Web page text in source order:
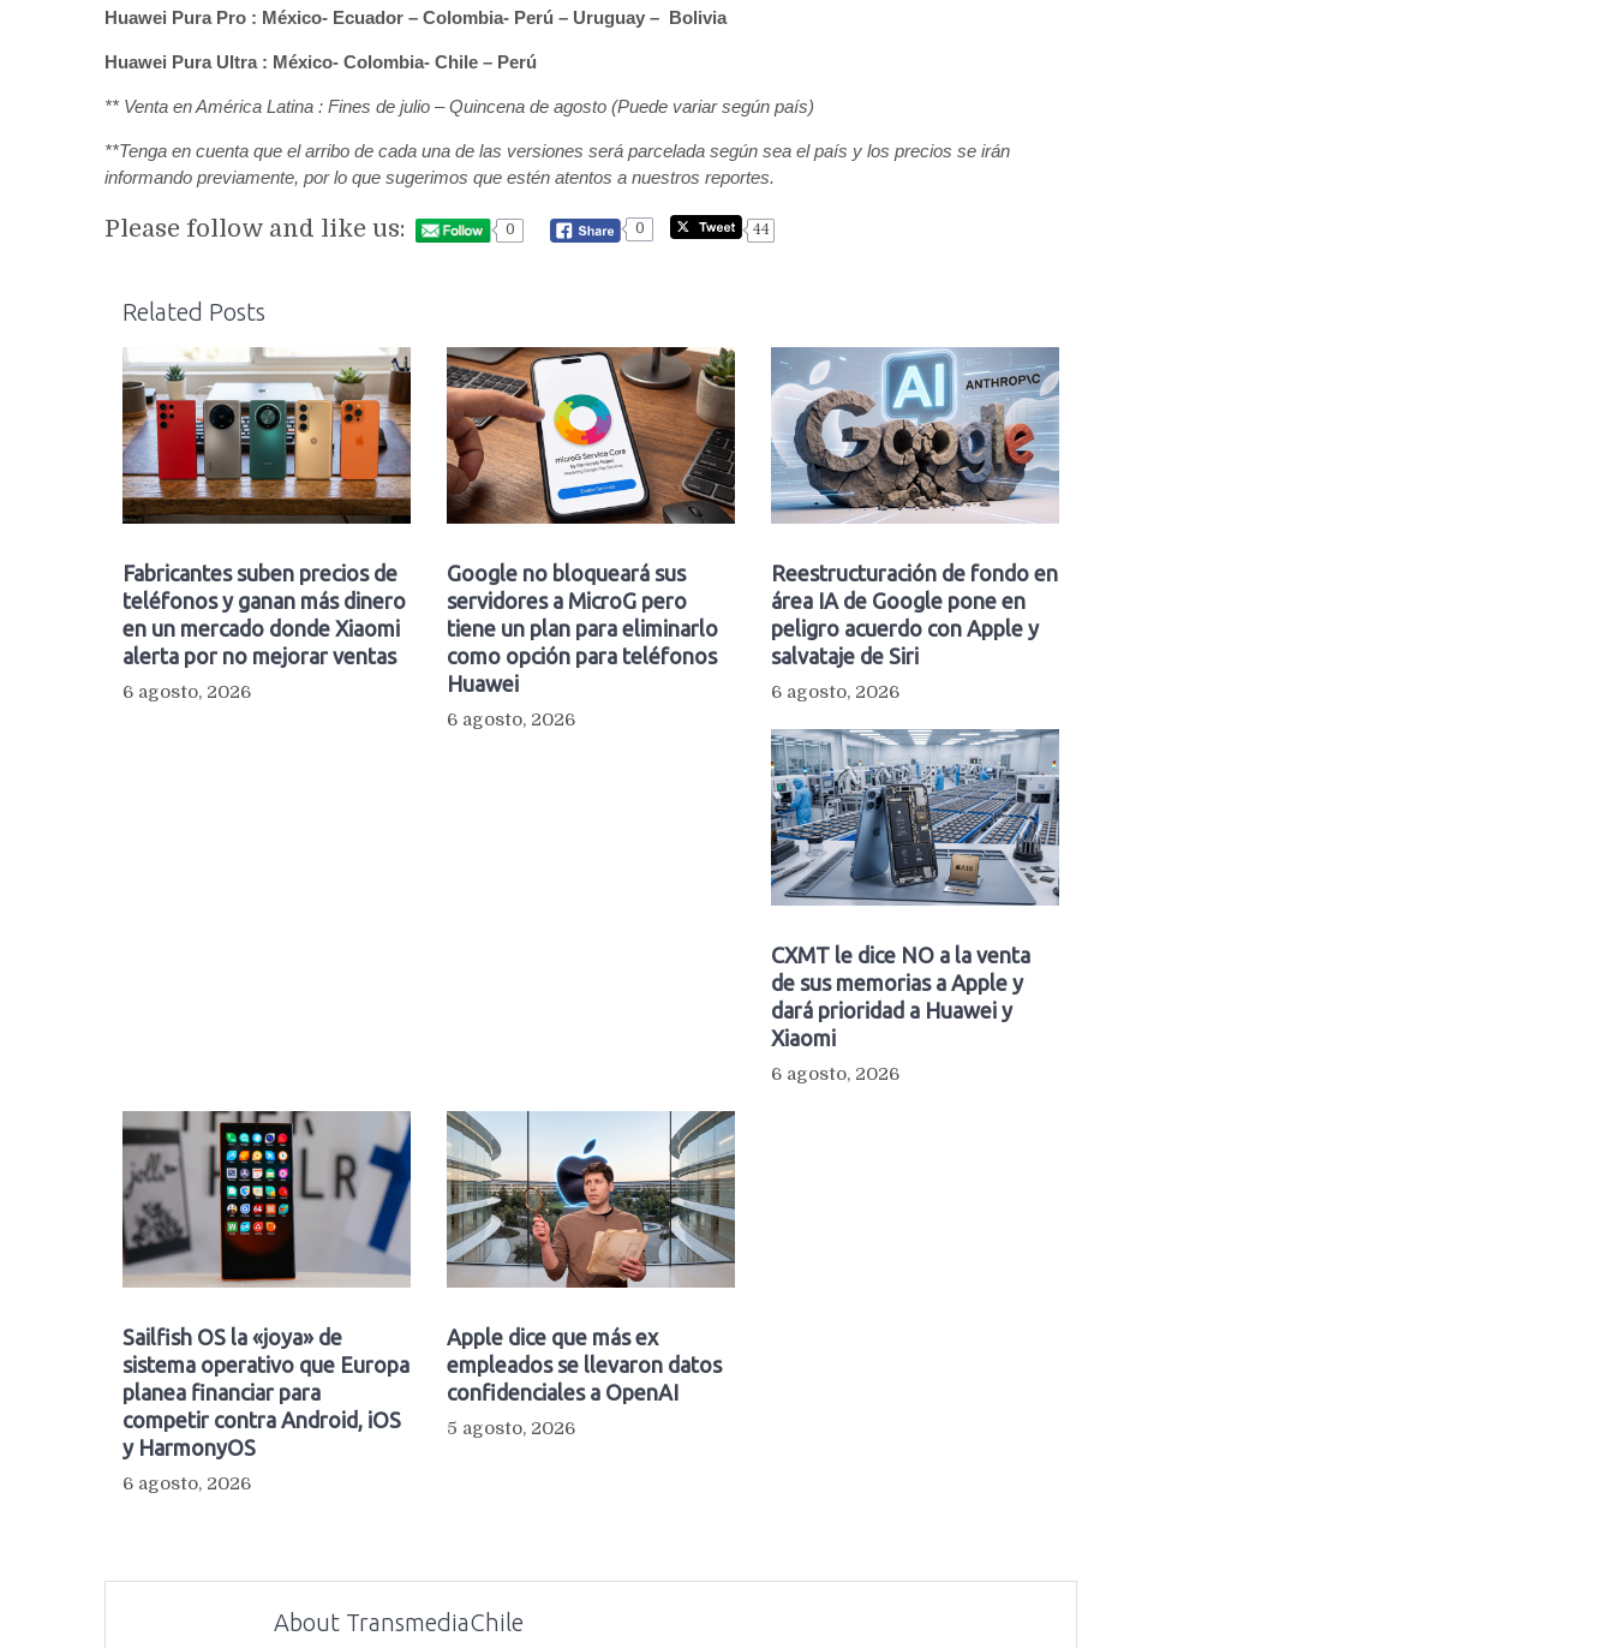
Huawei Pura Pro : México- Ecuador – Colombia- Perú – Uruguay – Bolivia
Huawei Pura Ultra : México- Colombia- Chile – Perú
** Venta en América Latina : Fines de julio – Quincena de agosto (Puede variar según país)
**Tenga en cuenta que el arribo de cada una de las versiones será parcelada según sea el país y los precios se irán
informando previamente, por lo que sugerimos que estén atentos a nuestros reportes.
Please follow and like us: 0 0 44
Related Posts
Fabricantes suben precios de
teléfonos y ganan más dinero
en un mercado donde Xiaomi
alerta por no mejorar ventas
6 agosto, 2026
Google no bloqueará sus
servidores a MicroG pero
tiene un plan para eliminarlo
como opción para teléfonos
Huawei
6 agosto, 2026
Reestructuración de fondo en
área IA de Google pone en
peligro acuerdo con Apple y
salvataje de Siri
6 agosto, 2026
CXMT le dice NO a la venta
de sus memorias a Apple y
dará prioridad a Huawei y
Xiaomi
6 agosto, 2026
Sailfish OS la «joya» de
sistema operativo que Europa
planea financiar para
competir contra Android, iOS
y HarmonyOS
6 agosto, 2026
Apple dice que más ex
empleados se llevaron datos
confidenciales a OpenAI
5 agosto, 2026
About TransmediaChile